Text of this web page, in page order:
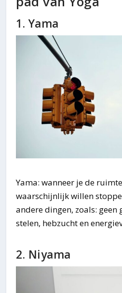
1. Yama
Yama: wanneer je de
waarschijnlijk willen
andere dingen, zoals: geen
stelen, hebzucht en
2. Niyama